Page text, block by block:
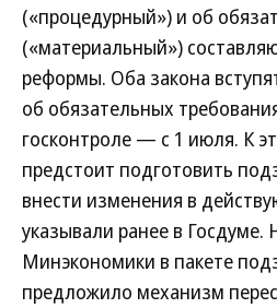
(«процедурный») и об
(«материальный»)
реформы. Оба закона
об обязательных
госконтроле — с 1 июля. К
предстоит подготовить
внести изменения в
указывали ранее в Госдуме.
Минэкономики в пакете
предложило механизм